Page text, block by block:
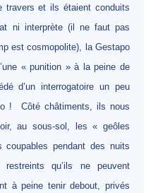
et ils étaient conduits
ni interprète (il ne faut pas
est cosmopolite), la Gestapo
« punition » à la peine de
d’un interrogatoire un peu
! Côté châtiments, ils nous
au sous-sol, les « geôles
pendant des nuits
qu’ils ne peuvent
à peine tenir debout, privés